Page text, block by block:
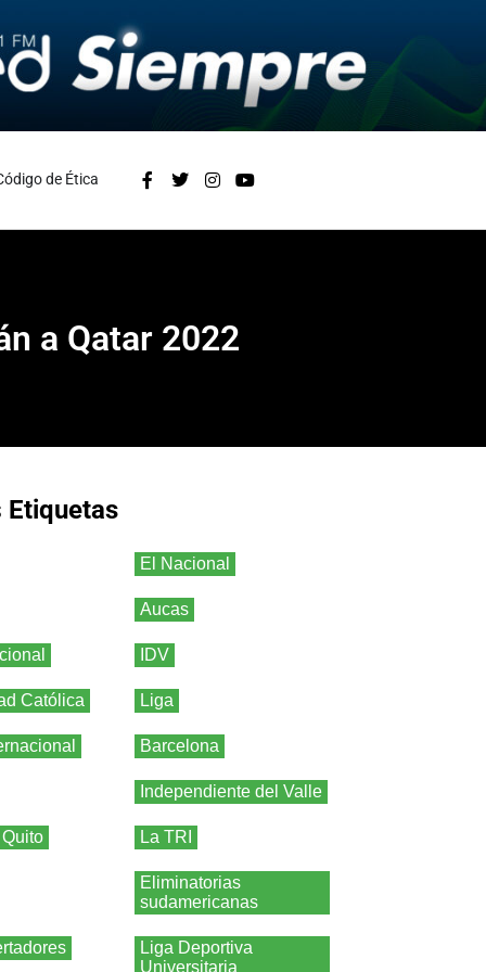
de Ética
a Qatar 2022
Etiquetas
El Nacional
Aucas
IDV
Católica Liga
Barcelona
Independiente del Valle
La TRI
Eliminatorias
sudamericanas
Liga Deportiva
Universitaria